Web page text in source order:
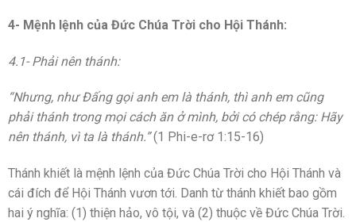
4- Mệnh lệnh của Đức Chúa Trời cho Hội Thánh:
4.1- Phải nên thánh:
“Nhưng, như Ðấng gọi anh em là thánh, thì anh em cũng
phải thánh trong mọi cách ăn ở mình, bởi có chép rằng: Hãy
nên thánh, vì ta là thánh.”(1 Phi-e-rơ 1:15-16)
Thánh khiết là mệnh lệnh của Đức Chúa Trời cho Hội Thánh và
cái đích để Hội Thánh vươn tới. Danh từ thánh khiết bao gồm
hai ý nghĩa: (1) thiện hảo, vô tội, và (2) thuộc về Đức Chúa Trời.